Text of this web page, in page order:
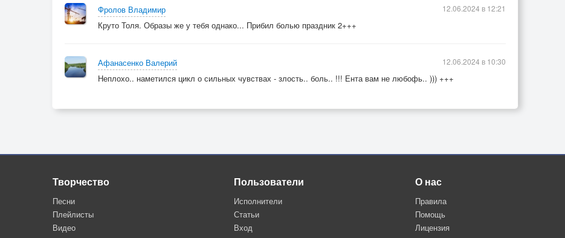
Фролов Владимир
Круто Толя. Образы же у тебя однако... Прибил болью праздник 2+++
12.06.2024 в 12:21
Афанасенко Валерий
Неплохо.. наметился цикл о сильных чувствах - злость.. боль.. !!! Ента вам не любофь.. ))) +++
12.06.2024 в 10:30
Творчество
Песни
Плейлисты
Видео
Пользователи
Исполнители
Статьи
Вход
О нас
Правила
Помощь
Лицензия